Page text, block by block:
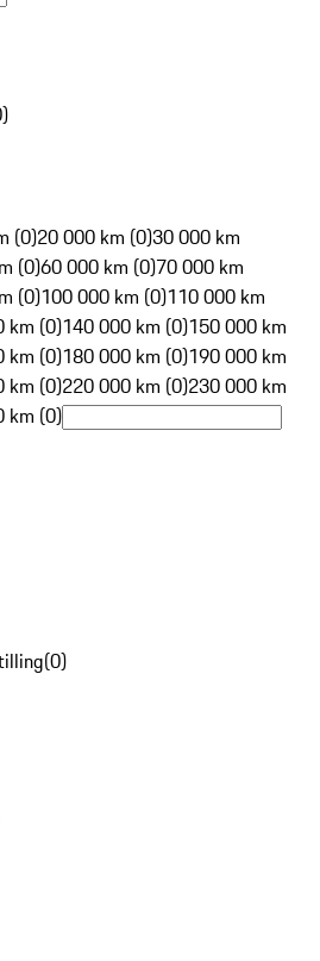
)
(0)20 000 km (0)30 000 km
(0)60 000 km (0)70 000 km
(0)100 000 km (0)110 000 km
km (0)140 000 km (0)150 000 km
km (0)180 000 km (0)190 000 km
km (0)220 000 km (0)230 000 km
km (0)
(0)